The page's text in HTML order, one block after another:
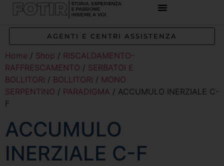
AGENTI E CENTRI ASSISTENZA
Home / Shop / RISCALDAMENTO-
RAFFRESCAMENTO / SERBATOI E
BOLLITORI / BOLLITORI / MONO
SERPENTINO / PARADIGMA / ACCUMULO INERZIALE C-
F
ACCUMULO
INERZIALE C-F